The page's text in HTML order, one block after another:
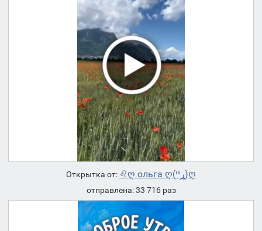
Открытка от: ♌ღ ольга ღ(ړײ)ღ
отправлена: 33 716 раз